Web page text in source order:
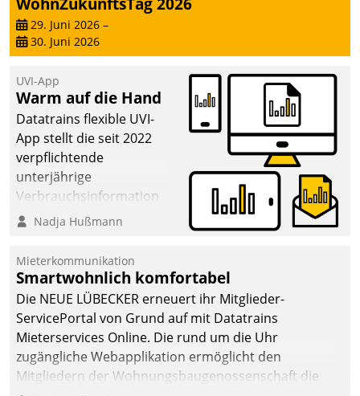
29. Juni 2026 –
30. Juni 2026
UVI-App
Warm auf die Hand
Datatrains flexible UVI-
App stellt die seit 2022
verpflichtende
unterjährige
Verbrauchsinformation
schnell, zuverlässig und
Die monatlichen
Mitteilungen zum
Heizungs- und
Wasserverbrauch gehen
automatisiert, vollständig
und auf Wunsch über
mehrere zuvor
Nadja Hußmann
Mieterkommunikation
Smartwohnlich komfortabel
Die NEUE LÜBECKER erneuert ihr Mitglieder-
ServicePortal von Grund auf mit Datatrains
Mieterservices Online. Die rund um die Uhr
zugängliche Webapplikation ermöglicht den
Mitgliedern der Wohnungs­bau­genossenschaft die